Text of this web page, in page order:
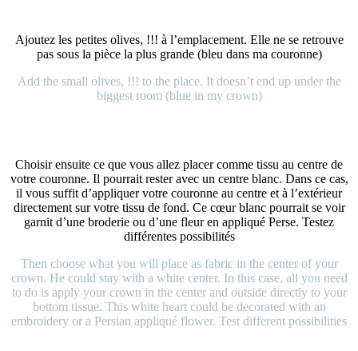
Ajoutez les petites olives, !!! à l’emplacement. Elle ne se retrouve
pas sous la pièce la plus grande (bleu dans ma couronne)
Add the small olives, !!! to the place. It doesn’t end up under the
biggest room (blue in my crown)
Choisir ensuite ce que vous allez placer comme tissu au centre de
votre couronne. Il pourrait rester avec un centre blanc. Dans ce cas,
il vous suffit d’appliquer votre couronne au centre et à l’extérieur
directement sur votre tissu de fond. Ce cœur blanc pourrait se voir
garnit d’une broderie ou d’une fleur en appliqué Perse. Testez
différentes possibilités
Then choose what you will place as fabric in the center of your
crown. He could stay with a white center. In this case, all you need
to do is apply your crown in the center and outside directly to your
bottom tissue. This white heart could be decorated with an
embroidery or a Persian appliqué flower. Test different possibilities